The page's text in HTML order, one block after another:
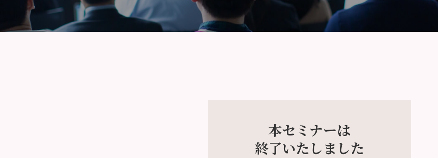
本セミナーは
終了いたしました